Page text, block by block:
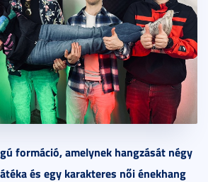
formáció, amelynek hangzását négy
és egy karakteres női énekhang